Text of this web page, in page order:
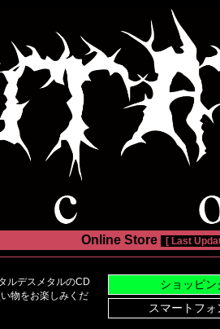
Online Store [ Last
ルデスメタルのCD
物をお楽しみくだ